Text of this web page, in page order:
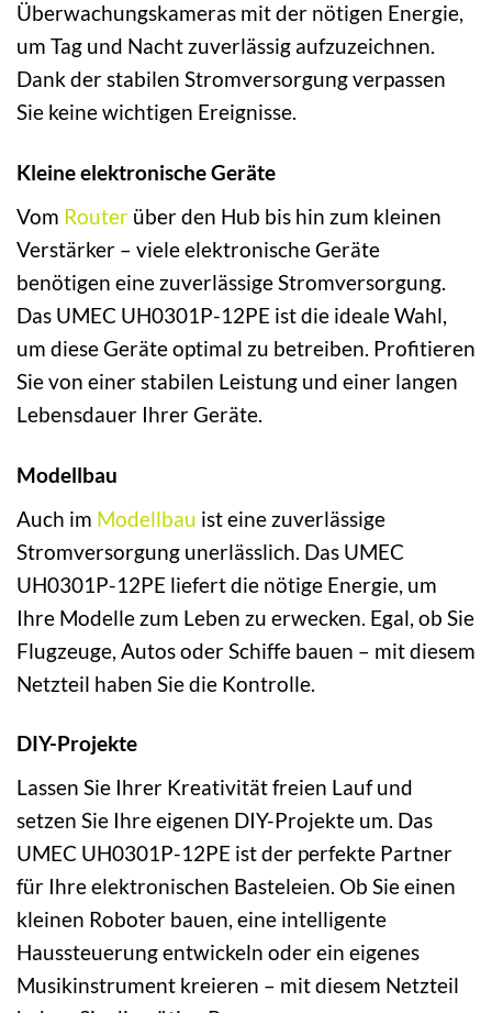
Überwachungskameras mit der nötigen Energie,
um Tag und Nacht zuverlässig aufzuzeichnen.
Dank der stabilen Stromversorgung verpassen
Sie keine wichtigen Ereignisse.
Kleine elektronische Geräte
Vom Router über den Hub bis hin zum kleinen
Verstärker – viele elektronische Geräte
benötigen eine zuverlässige Stromversorgung.
Das UMEC UH0301P-12PE ist die ideale Wahl,
um diese Geräte optimal zu betreiben. Profitieren
Sie von einer stabilen Leistung und einer langen
Lebensdauer Ihrer Geräte.
Modellbau
Auch im Modellbau ist eine zuverlässige
Stromversorgung unerlässlich. Das UMEC
UH0301P-12PE liefert die nötige Energie, um
Ihre Modelle zum Leben zu erwecken. Egal, ob Sie
Flugzeuge, Autos oder Schiffe bauen – mit diesem
Netzteil haben Sie die Kontrolle.
DIY-Projekte
Lassen Sie Ihrer Kreativität freien Lauf und
setzen Sie Ihre eigenen DIY-Projekte um. Das
UMEC UH0301P-12PE ist der perfekte Partner
für Ihre elektronischen Basteleien. Ob Sie einen
kleinen Roboter bauen, eine intelligente
Haussteuerung entwickeln oder ein eigenes
Musikinstrument kreieren – mit diesem Netzteil